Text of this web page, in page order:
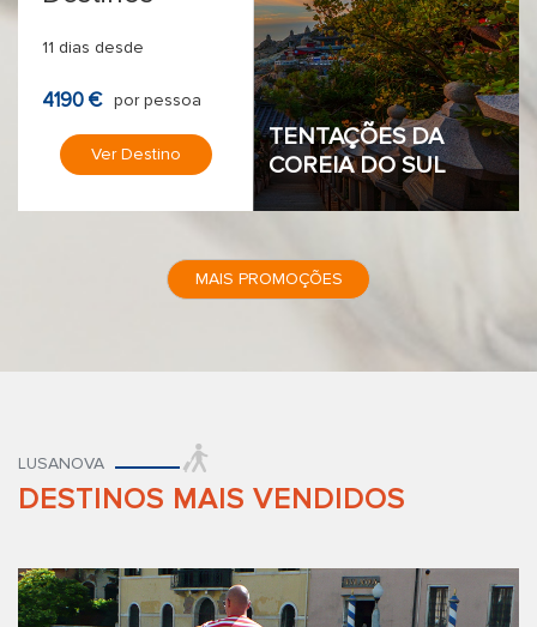
TENTAÇÕES DA
COREIA DO SUL
11 dias desde
4190 € por pessoa
Ver Destino
MAIS PROMOÇÕES
LUSANOVA
DESTINOS MAIS VENDIDOS